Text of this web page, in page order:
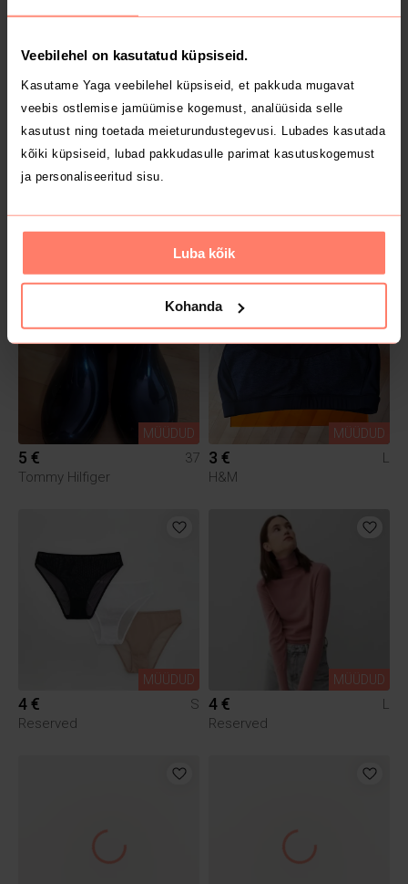
Veebilehel on kasutatud küpsiseid.
Kasutame Yaga veebilehel küpsiseid, et pakkuda mugavat
veebis ostlemise jamüümise kogemust, analüüsida selle
kasutust ning toetada meieturundustegevusi. Lubades kasutada
kõiki küpsiseid, lubad pakkudasulle parimat kasutuskogemust
ja personaliseeritud sisu.
Luba kõik
Kohanda
5 €
Reserved
4 €
S
Cropp
MÜÜDUD
5 €
37
Tommy Hilfiger
MÜÜDUD
3 €
L
H&M
MÜÜDUD
4 €
S
Reserved
MÜÜDUD
4 €
L
Reserved